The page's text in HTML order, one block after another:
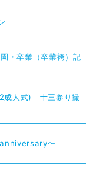
・卒業（卒業袴）記
成人式) 十三参り撮
〜